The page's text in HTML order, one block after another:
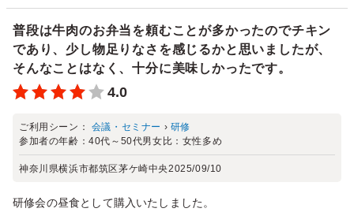
普段は牛肉のお弁当を頼むことが多かったのでチキン
であり、少し物足りなさを感じるかと思いましたが、
そんなことはなく、十分に美味しかったです。
4.0
ご利用シーン： 会議・セミナー › 研修
参加者の年齢：40代～50代男女比： 女性多め
神奈川県横浜市都筑区茅ケ崎中央2025/09/10
研修会の昼食として購入いたしました。